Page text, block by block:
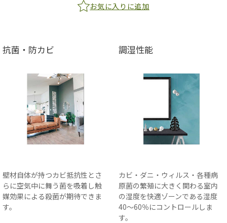
お気に入りに追加
抗菌・防カビ
壁材自体が持つカビ抵抗性とさ
らに空気中に舞う菌を吸着し触
媒効果による殺菌が期待できま
す。
調湿性能
カビ・ダニ・ウィルス・各種病
原菌の繁殖に大きく関わる室内
の湿度を快適ゾーンである湿度
40〜60％にコントロールしま
す。